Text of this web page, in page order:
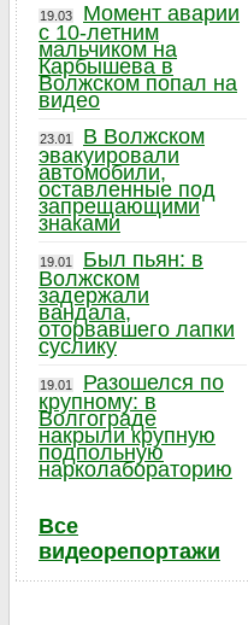
19.03
Момент аварии
с 10-летним
мальчиком на
Карбышева в
Волжском попал на
видео
23.01
В Волжском
эвакуировали
автомобили,
оставленные под
запрещающими
знаками
19.01
Был пьян: в
Волжском
задержали
вандала,
оторвавшего лапки
суслику
19.01
Разошелся по
крупному: в
Волгограде
накрыли крупную
подпольную
нарколабораторию
Все
видеорепортажи